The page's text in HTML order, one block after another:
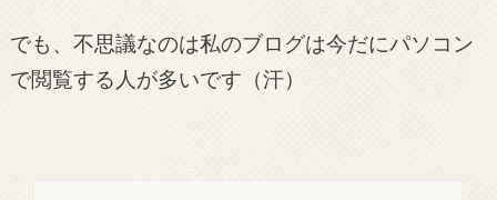
でも、不思議なのは私のブログは今だにパソコン
で閲覧する人が多いです（汗）